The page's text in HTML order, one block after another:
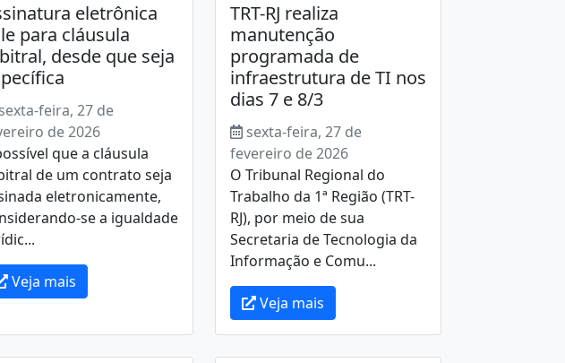
eletrônica
para cláusula
desde que seja
sexta-feira, 27 de
de 2026
que a cláusula
de um contrato seja
eletronicamente,
se a igualdade
Veja mais
TRT-RJ realiza
manutenção
programada de
infraestrutura de TI nos
dias 7 e 8/3
sexta-feira, 27 de
fevereiro de 2026
O Tribunal Regional do
Trabalho da 1ª Região (TRT-
RJ), por meio de sua
Secretaria de Tecnologia da
Informação e Comu...
Veja mais